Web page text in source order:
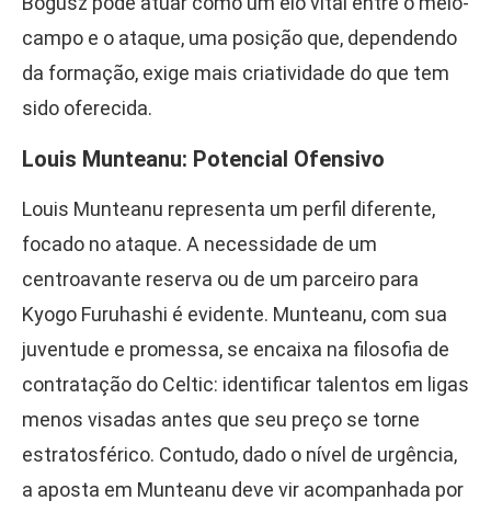
campo e o ataque, uma posição que, dependendo
da formação, exige mais criatividade do que tem
sido oferecida.
Louis Munteanu: Potencial Ofensivo
Louis Munteanu representa um perfil diferente,
focado no ataque. A necessidade de um
centroavante reserva ou de um parceiro para
Kyogo Furuhashi é evidente. Munteanu, com sua
juventude e promessa, se encaixa na filosofia de
contratação do Celtic: identificar talentos em ligas
menos visadas antes que seu preço se torne
estratosférico. Contudo, dado o nível de urgência,
a aposta em Munteanu deve vir acompanhada por